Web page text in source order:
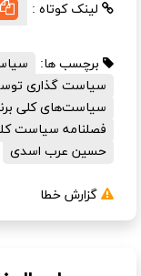
لینک کوتاه :
برچسب ها:
سیاست گذاری
سیاست‌های کلی
فصلنامه سیاست
حسین عرب اسدی
گزارش خطا